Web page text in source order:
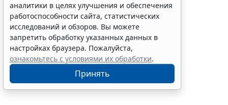
аналитики в целях улучшения и обеспечения
работоспособности сайта, статистических
исследований и обзоров. Вы можете
запретить обработку указанных данных в
настройках браузера. Пожалуйста,
ознакомьтесь с условиями их обработки.
Принять